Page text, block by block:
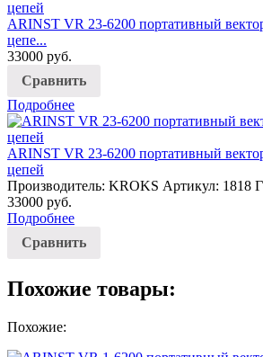
ARINST VR 23-6200 портативный
цепе...
33000 руб.
Сравнить
Подробнее
ARINST VR 23-6200 портативный
цепей
Производитель: KROKS Артикул: 1818
33000 руб.
Подробнее
Сравнить
Похожие товары:
Похожие: